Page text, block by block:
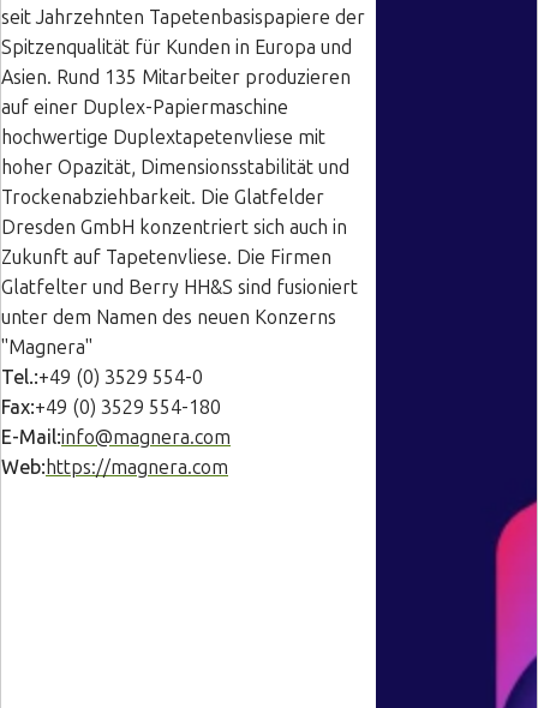
seit Jahrzehnten Tapetenbasispapiere der
Spitzenqualität für Kunden in Europa und
Asien. Rund 135 Mitarbeiter produzieren
auf einer Duplex-Papiermaschine
hochwertige Duplextapetenvliese mit
hoher Opazität, Dimensionsstabilität und
Trockenabziehbarkeit. Die Glatfelder
Dresden GmbH konzentriert sich auch in
Zukunft auf Tapetenvliese. Die Firmen
Glatfelter und Berry HH&S sind fusioniert
unter dem Namen des neuen Konzerns
"Magnera"
Tel.:+49 (0) 3529 554-0
Fax:+49 (0) 3529 554-180
E-Mail:info@magnera.com
Web: https://magnera.com